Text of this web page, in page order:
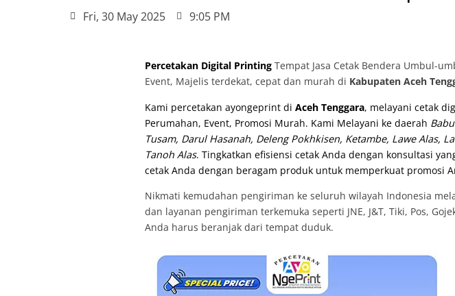
Fri, 30 May 2025 9:05 PM
Percetakan Digital Printing Tempat Jasa Cetak Bendera Umbul-
Event, Majelis terdekat, cepat dan murah di Kabupaten Aceh
Kami percetakan ayongeprint diAceh Tenggara, melayani cetak
Perumahan, Event, Promosi Murah. Kami Melayani ke daerah
Tusam, Darul Hasanah, Deleng Pokhkisen, Ketambe, Lawe Alas,
Tanoh Alas. Tingkatkan efisiensi cetak Anda dengan konsultasi
cetak Anda dengan beragam produk untuk memperkuat promosi
Nikmati kemudahan pengiriman ke seluruh wilayah Indonesia
dan layanan pengiriman terkemuka seperti JNE, J&T, Tiki, Pos,
Anda harus beranjak dari tempat duduk.